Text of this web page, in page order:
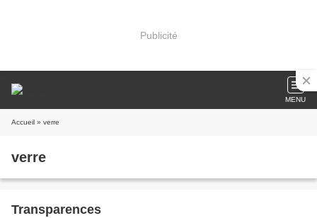
Publicité
MENU
Accueil » verre
verre
Transparences